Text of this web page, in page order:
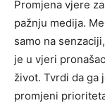
Promjena vjere
pažnju medija.
samo na
je u vjeri
život. Tvrdi da
promjeni